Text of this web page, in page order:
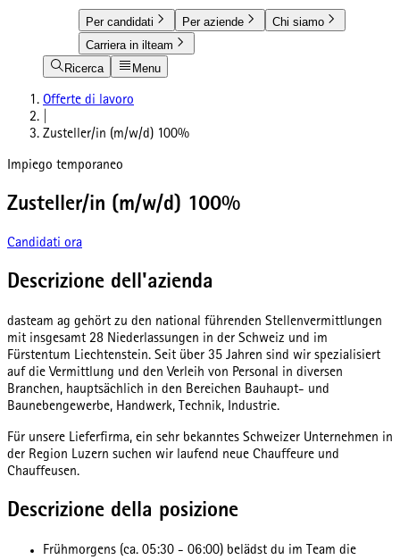
Per candidati Per aziende
Chi siamo
Carriera in ilteam
Ricerca
Menu
Offerte di lavoro
Zusteller/in (m/w/d) 100%
Impiego temporaneo
Zusteller/in (m/w/d) 100%
Candidati ora
Descrizione dell'azienda
dasteam ag gehört zu den national führenden Stellenvermittlungen
mit insgesamt 28 Niederlassungen in der Schweiz und im
Fürstentum Liechtenstein. Seit über 35 Jahren sind wir spezialisiert
auf die Vermittlung und den Verleih von Personal in diversen
Branchen, hauptsächlich in den Bereichen Bauhaupt- und
Baunebengewerbe, Handwerk, Technik, Industrie.
Für unsere Lieferfirma, ein sehr bekanntes Schweizer Unternehmen in
der Region Luzern suchen wir laufend neue Chauffeure und
Chauffeusen.
Descrizione della posizione
Frühmorgens (ca. 05:30 - 06:00) belädst du im Team die